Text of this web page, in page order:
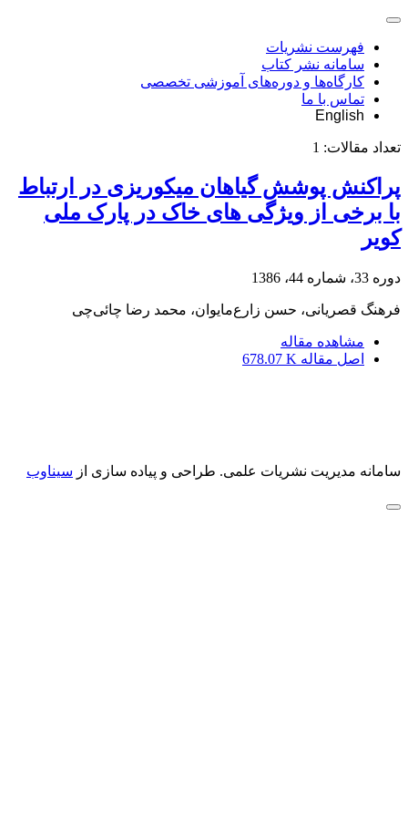
فهرست نشریات
سامانه نشر کتاب
کارگاه‌ها و دوره‌های آموزشی تخصصی
تماس با ما
English
تعداد مقالات: 1
پراکنش پوشش گیاهان میکوریزی در ارتباط
با برخی از ویژگی های خاک در پارک ملی
کویر
دوره 33، شماره 44، 1386
فرهنگ قصریانی، حسن زارع‌مایوان، محمد رضا چائی‌چی
مشاهده مقاله
اصل مقاله 678.07 K
سامانه مدیریت نشریات علمی. طراحی و پیاده سازی از سیناوب